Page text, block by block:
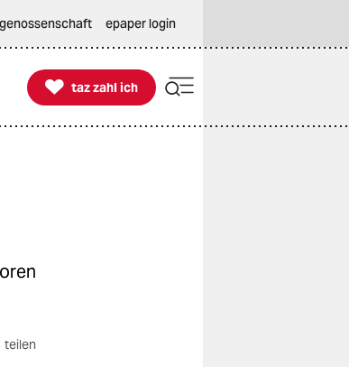
genossenschaft epaper login

taz zahl ich
taz zahl ich
teilen